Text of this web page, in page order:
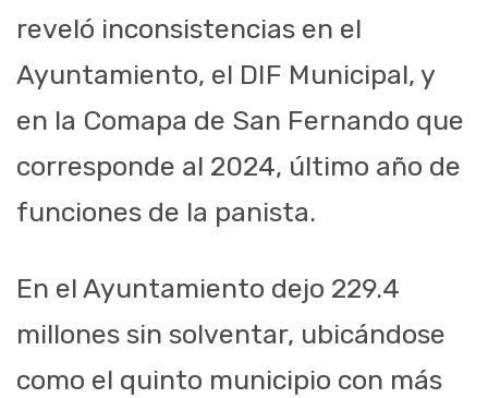
reveló inconsistencias en el
Ayuntamiento, el DIF Municipal, y
en la Comapa de San Fernando que
corresponde al 2024, último año de
funciones de la panista.
En el Ayuntamiento dejo 229.4
millones sin solventar, ubicándose
como el quinto municipio con más